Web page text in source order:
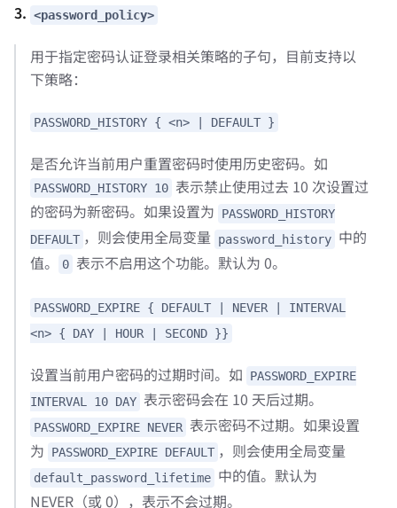
3. <password_policy>
用于指定密码认证登录相关策略的子句，目前支持以
下策略：
PASSWORD_HISTORY { <n> | DEFAULT }
是否允许当前用户重置密码时使用历史密码。如
PASSWORD_HISTORY 10 表示禁止使用过去 10 次设置过
的密码为新密码。如果设置为
PASSWORD_HISTORY
DEFAULT ，则会使用全局变量 password_history 中的
值。
0 表示不启用这个功能。默认为 0。
PASSWORD_EXPIRE { DEFAULT | NEVER | INTERVAL
<n> { DAY | HOUR | SECOND }}
设置当前用户密码的过期时间。如
PASSWORD_EXPIRE
INTERVAL 10 DAY 表示密码会在 10 天后过期。
PASSWORD_EXPIRE NEVER 表示密码不过期。如果设置
为
PASSWORD_EXPIRE DEFAULT ，则会使用全局变量
default_password_lifetime 中的值。默认为
NEVER（或 0），表示不会过期。